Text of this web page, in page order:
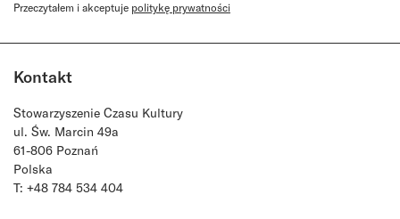
Przeczytałem i akceptuje politykę prywatności
Kontakt
Stowarzyszenie Czasu Kultury
ul. Św. Marcin 49a
61-806 Poznań
Polska
T: +48 784 534 404